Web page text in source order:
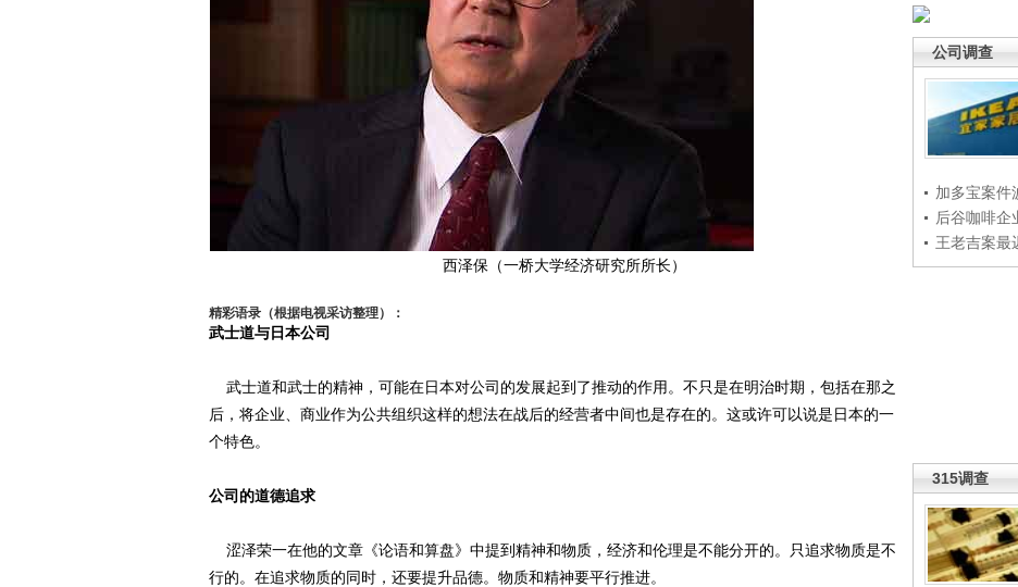
公司调查
加多宝案件
后谷咖啡企
王老吉案最
315调查
西泽保（一桥大学经济研究所所长）
精彩语录（根据电视采访整理）：
武士道与日本公司
武士道和武士的精神，可能在日本对公司的发展起到了推动的作用。不只是在明治时期，包括在那之
后，将企业、商业作为公共组织这样的想法在战后的经营者中间也是存在的。这或许可以说是日本的一
个特色。
公司的道德追求
涩泽荣一在他的文章《论语和算盘》中提到精神和物质，经济和伦理是不能分开的。只追求物质是不
行的。在追求物质的同时，还要提升品德。物质和精神要平行推进。